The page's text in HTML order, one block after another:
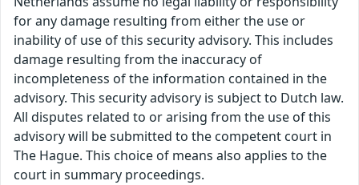
for any damage resulting from either the use or
inability of use of this security advisory. This includes
damage resulting from the inaccuracy of
incompleteness of the information contained in the
advisory. This security advisory is subject to Dutch law.
All disputes related to or arising from the use of this
advisory will be submitted to the competent court in
The Hague. This choice of means also applies to the
court in summary proceedings.